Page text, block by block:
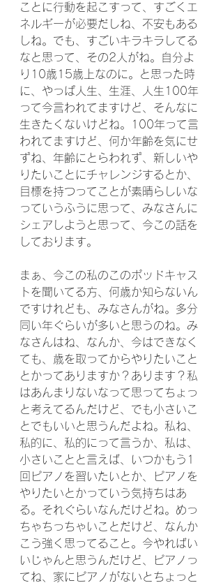
ことに行動を起こすって、すごくエ
ネルギーが必要だしね、不安もある
しね。でも、すごいキラキラしてる
なと思って、その2人がね。自分よ
り10歳15歳上なのに。と思った時
に、やっぱ人生、生涯、人生100年
って今言われてますけど、そんなに
生きたくないけどね。100年って言
われてますけど、何か年齢を気にせ
ずね、年齢にとらわれず、新しいや
りたいことにチャレンジするとか、
目標を持つってことが素晴らしいな
っていうふうに思って、みなさんに
シェアしようと思って、今この話を
しております。
まぁ、今この私のこのポッドキャス
トを聞いてる方、何歳か知らないん
ですけれども、みなさんがね。多分
同い年ぐらいが多いと思うのね。み
なさんはね、なんか、今はできなく
ても、歳を取ってからやりたいこと
とかってありますか？あります？私
はあんまりないなって思ってちょっ
と考えてるんだけど、でも小さいこ
とでもいいと思うんだよね。私ね、
私的に、私的にって言うか、私は、
小さいことと言えば、いつかもう1
回ピアノを習いたいとか、ピアノを
やりたいとかっていう気持ちはあ
る。それぐらいなんだけどね。めっ
ちゃちっちゃいことだけど、なんか
こう強く思ってること。今やればい
いじゃんと思うんだけど、ピアノっ
てね、家にピアノがないとちょっと